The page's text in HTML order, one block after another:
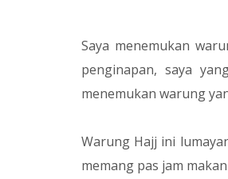
Saya menemukan
penginapan, saya
menemukan warung
Warung Hajj ini
memang pas jam